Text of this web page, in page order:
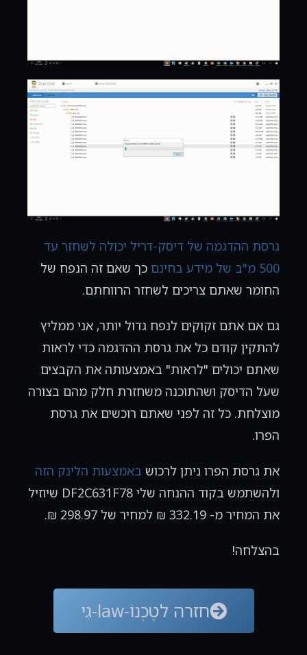
גרסת ההדגמה של דיסק-דריל יכולה לשחזר עד
500 מ"ב של מידע בחינם
כך שאם זה הנפח של
החומר שאתם צריכים לשחזר הרווחתם.
גם אם אתם זקוקים לנפח גדול יותר, אני ממליץ
להתקין קודם כל את גרסת ההדגמה כדי לראות
שאתם יכולים "לראות" באמצעותה את הקבצים
שעל הדיסק ושהתוכנה משחזרת חלק מהם בצורה
מוצלחת. כל זה לפני שאתם רוכשים את גרסת
הפרו.
את גרסת הפרו ניתן לרכוש באמצעות הלינק הזה
ולהשתמש בקוד ההנחה שלי DF2C631F78 שיוזיל
את המחיר מ- 332.19 ₪ למחיר של 298.97 ₪.
בהצלחה!
חזרה לטֶכְנוֹ-law-גִי